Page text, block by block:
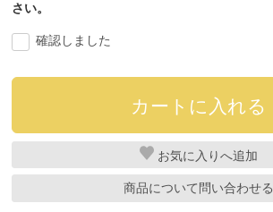
さい。
確認しました
お気に入り
商品について問い合わせる